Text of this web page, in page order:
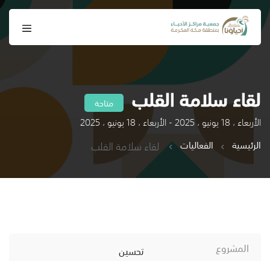
لقاء سلامة القلب متاحة
الأربعاء ، 18 يونيو ، 2025 - الأربعاء ، 18 يونيو ، 2025
الرئيسية
الفعاليات لقاء سلامة القلب
المشروع
تحسين